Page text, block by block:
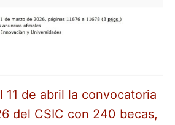
11 de abril la convocatoria
del CSIC con 240 becas,